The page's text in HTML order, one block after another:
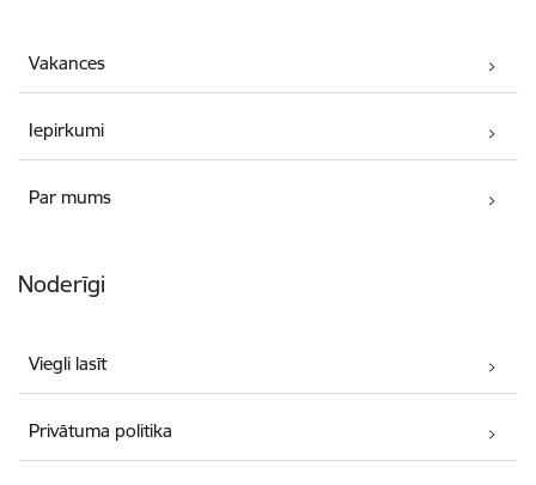
Vakances
Iepirkumi
Par mums
Noderīgi
Viegli lasīt
Privātuma politika